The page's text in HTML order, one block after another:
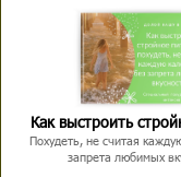
Как выстроить
Похудеть, не считая
запрета любимых